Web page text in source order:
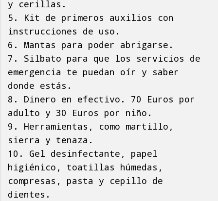
y cerillas.
5. Kit de primeros auxilios con
instrucciones de uso.
6. Mantas para poder abrigarse.
7. Silbato para que los servicios de
emergencia te puedan oír y saber
donde estás.
8. Dinero en efectivo. 70 Euros por
adulto y 30 Euros por niño.
9. Herramientas, como martillo,
sierra y tenaza.
10. Gel desinfectante, papel
higiénico, toatillas húmedas,
compresas, pasta y cepillo de
dientes.